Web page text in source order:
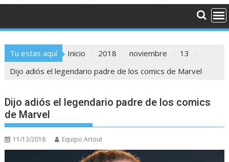
Tu estas aquí Inicio 2018 noviembre
13
Dijo adiós el legendario padre de los comics de Marvel
Dijo adiós el legendario padre de los comics
de Marvel
11/13/2018 Equipo Artout